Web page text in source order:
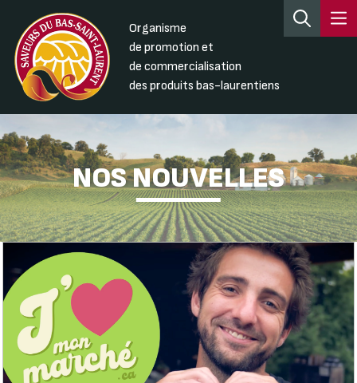
Organisme
de promotion et
de commercialisation
des produits bas-laurentiens
NOS NOUVELLES